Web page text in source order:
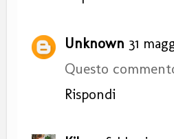
Unknown 31
Questo
Rispondi